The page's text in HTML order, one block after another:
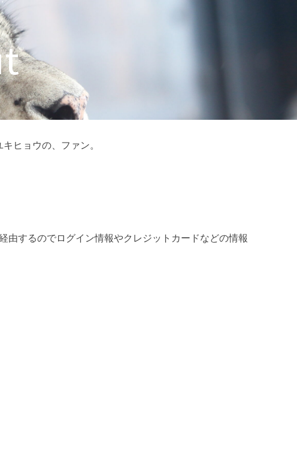
ヒョウの、ファン。
由するのでログイン情報やクレジットカードなどの情報